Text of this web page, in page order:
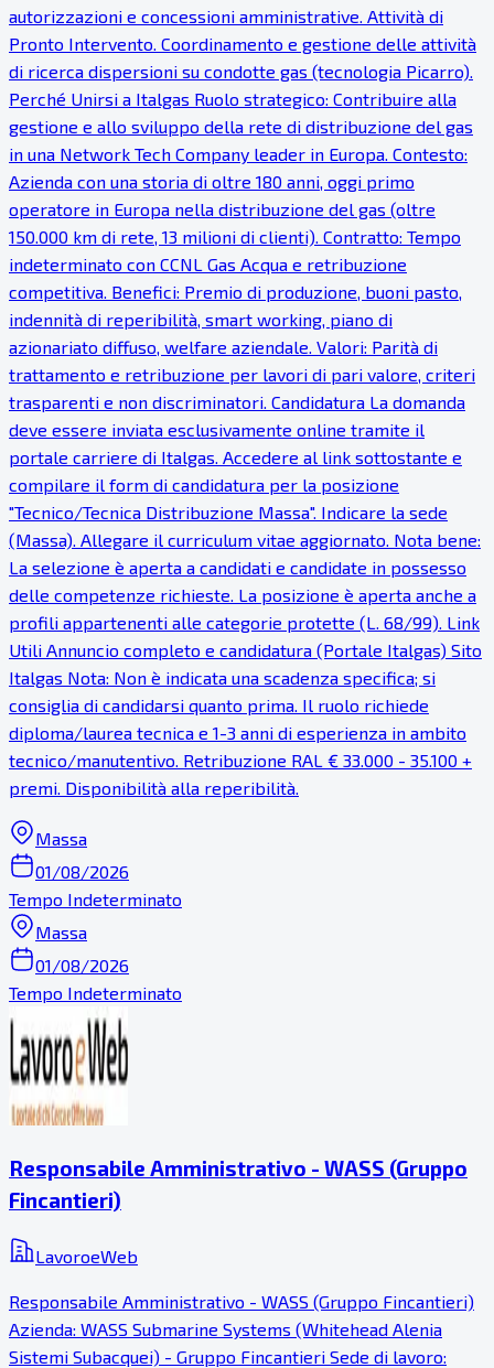
autorizzazioni e concessioni amministrative. Attività di
Pronto Intervento. Coordinamento e gestione delle attività
di ricerca dispersioni su condotte gas (tecnologia Picarro).
Perché Unirsi a Italgas Ruolo strategico: Contribuire alla
gestione e allo sviluppo della rete di distribuzione del gas
in una Network Tech Company leader in Europa. Contesto:
Azienda con una storia di oltre 180 anni, oggi primo
operatore in Europa nella distribuzione del gas (oltre
150.000 km di rete, 13 milioni di clienti). Contratto: Tempo
indeterminato con CCNL Gas Acqua e retribuzione
competitiva. Benefici: Premio di produzione, buoni pasto,
indennità di reperibilità, smart working, piano di
azionariato diffuso, welfare aziendale. Valori: Parità di
trattamento e retribuzione per lavori di pari valore, criteri
trasparenti e non discriminatori. Candidatura La domanda
deve essere inviata esclusivamente online tramite il
portale carriere di Italgas. Accedere al link sottostante e
compilare il form di candidatura per la posizione
"Tecnico/Tecnica Distribuzione Massa". Indicare la sede
(Massa). Allegare il curriculum vitae aggiornato. Nota bene:
La selezione è aperta a candidati e candidate in possesso
delle competenze richieste. La posizione è aperta anche a
profili appartenenti alle categorie protette (L. 68/99). Link
Utili Annuncio completo e candidatura (Portale Italgas) Sito
Italgas Nota: Non è indicata una scadenza specifica; si
consiglia di candidarsi quanto prima. Il ruolo richiede
diploma/laurea tecnica e 1-3 anni di esperienza in ambito
tecnico/manutentivo. Retribuzione RAL € 33.000 - 35.100 +
premi. Disponibilità alla reperibilità.
Massa
01/08/2026
Tempo Indeterminato
Massa
01/08/2026
Tempo Indeterminato
Responsabile Amministrativo - WASS (Gruppo
Fincantieri)
LavoroeWeb
Responsabile Amministrativo - WASS (Gruppo Fincantieri)
Azienda: WASS Submarine Systems (Whitehead Alenia
Sistemi Subacquei) - Gruppo Fincantieri Sede di lavoro: